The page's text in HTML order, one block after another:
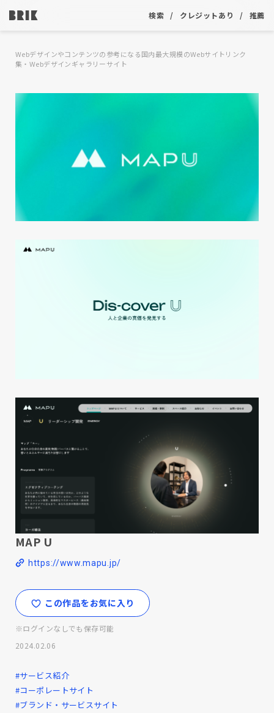
検索 クレジットあり 推薦
Webデザインやコンテンツの参考になる国内最大規模のWebサイトリンク
集・Webデザインギャラリーサイト
MAP U
https://www.mapu.jp/
この作品をお気に入り
※ログインなしでも保存可能
2024.02.06
#サービス紹介
#コーポレートサイト
#ブランド・サービスサイト